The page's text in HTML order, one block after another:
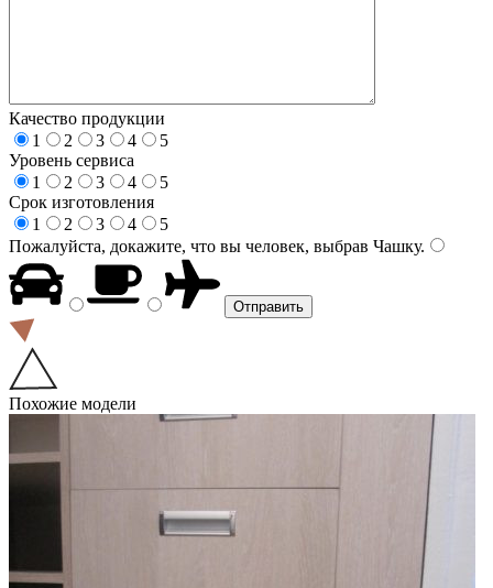
Качество продукции
1
2 3 4
5
Уровень сервиса
1
2 3 4
5
Срок изготовления
1
2 3 4
5
Пожалуйста, докажите, что вы человек, выбрав Чашку.
Похожие модели